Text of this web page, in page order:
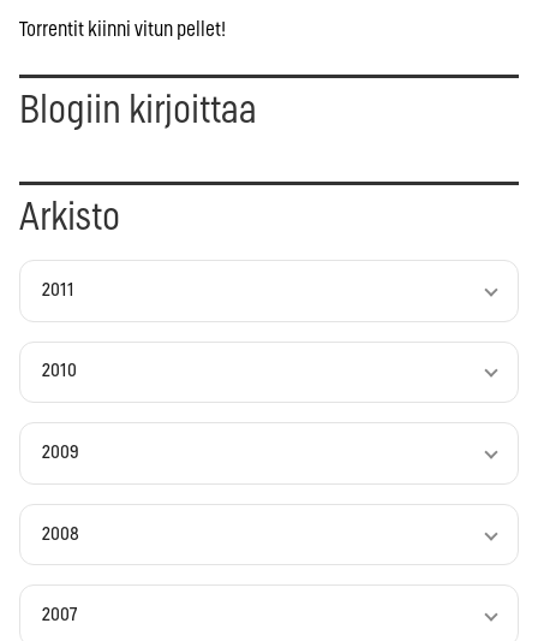
Torrentit kiinni vitun pellet!
Blogiin kirjoittaa
Arkisto
2011
2010
2009
2008
2007